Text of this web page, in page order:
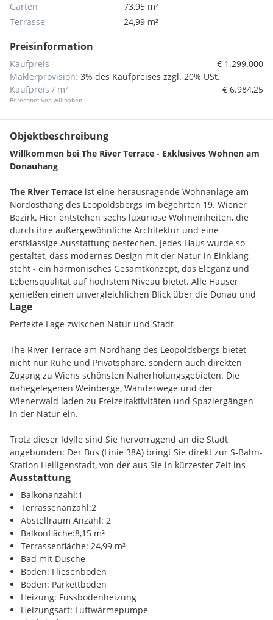
Garten
73,95 m²
Terrasse
24,99 m²
Preisinformation
Kaufpreis
€ 1.299.000
Maklerprovision: 3% des Kaufpreises zzgl. 20% USt.
Kaufpreis / m²
Berechnet von willhaben
€ 6.984,25
Objektbeschreibung
Willkommen bei The River Terrace - Exklusives Wohnen am
Donauhang
The River Terrace ist eine herausragende Wohnanlage am
Nordosthang des Leopoldsbergs im begehrten 19. Wiener
Bezirk. Hier entstehen sechs luxuriöse Wohneinheiten, die
durch ihre außergewöhnliche Architektur und eine
erstklassige Ausstattung bestechen. Jedes Haus wurde so
gestaltet, dass modernes Design mit der Natur in Einklang
steht - ein harmonisches Gesamtkonzept, das Eleganz und
Lebensqualität auf höchstem Niveau bietet. Alle Häuser
genießen einen unvergleichlichen Blick über die Donau und
schaffen mit ihren klaren Linien und der harmonischen
Einbindung in die grüne Hanglage ein unverwechselbares
Wohnerlebnis.
Projekt-Highlights:
Privatsphäre und Komfort: Die erhöhte Lage der Anlage
bietet den Bewohnern maximale Privatsphäre und Ruhe,
fernab vom Trubel der Stadt. Genießen Sie die
Sie den Blick über die Stadt und die Donau schweifen.
Großzügige Außenbereiche : Jedes Haus verfügt über
private Gärten und weitläufige Terrassen, die als
erweiterte Wohnbereiche gestaltet wurden. Hier finden Sie
den idealen Rückzugsort für gesellige Sommerabende und
ruhige Momente im Freien.
Exklusive Gemeinschaftseinrichtungen
Schwimmteich und eine komfortable Sauna stehen den
Bewohnern zur gemeinschaftlichen Nutzung zur
Verfügung - perfekte Rückzugsorte, um nach einem langen
Tag zu entspannen.
Innovativer Zugang und Mobilität
Anlage installierte Schrägaufzug verbindet die beiden
Grundstücksebenen und ermöglicht ein bequemes und
barrierefreies Erreichen der Häuser, die sich auf
Lage
Perfekte Lage zwischen Natur und Stadt
The River Terrace am Nordhang des Leopoldsbergs bietet
nicht nur Ruhe und Privatsphäre, sondern auch direkten
Zugang zu Wiens schönsten Naherholungsgebieten. Die
nahegelegenen Weinberge, Wanderwege und der
Wienerwald laden zu Freizeitaktivitäten und Spaziergängen
in der Natur ein.
Trotz dieser Idylle sind Sie hervorragend an die Stadt
angebunden: Der Bus (Linie 38A) bringt Sie direkt zur S-Bahn-
Station Heiligenstadt, von der aus Sie in kürzester Zeit ins
Zentrum Wiens gelangen. Für Autofahrer ist die A22 nur
wenige Minuten entfernt und ermöglicht eine schnelle
Verbindung in die Innenstadt.
In der Umgebung finden Sie alles, was Sie brauchen - von
Supermärkten und Apotheken bis hin zu Schulen und Cafés.
Hier verbindet sich naturnahes Wohnen ideal mit urbanem
Komfort.
Infrastruktur / Entfernungen
Ausstattung
Balkonanzahl:1
Terrassenanzahl:2
Abstellraum Anzahl: 2
Balkonfläche:8,15 m²
Terrassenfläche: 24,99 m²
Bad mit Dusche
Boden: Fliesenboden
Boden: Parkettboden
Heizung: Fussbodenheizung
Heizungsart: Luftwärmepumpe